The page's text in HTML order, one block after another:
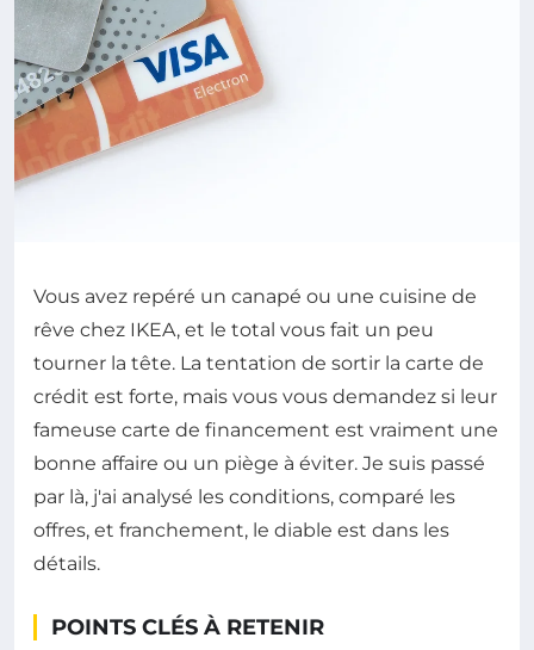
Vous avez repéré un canapé ou une cuisine de
rêve chez IKEA, et le total vous fait un peu
tourner la tête. La tentation de sortir la carte de
crédit est forte, mais vous vous demandez si leur
fameuse carte de financement est vraiment une
bonne affaire ou un piège à éviter. Je suis passé
par là, j'ai analysé les conditions, comparé les
offres, et franchement, le diable est dans les
détails.
POINTS CLÉS À RETENIR